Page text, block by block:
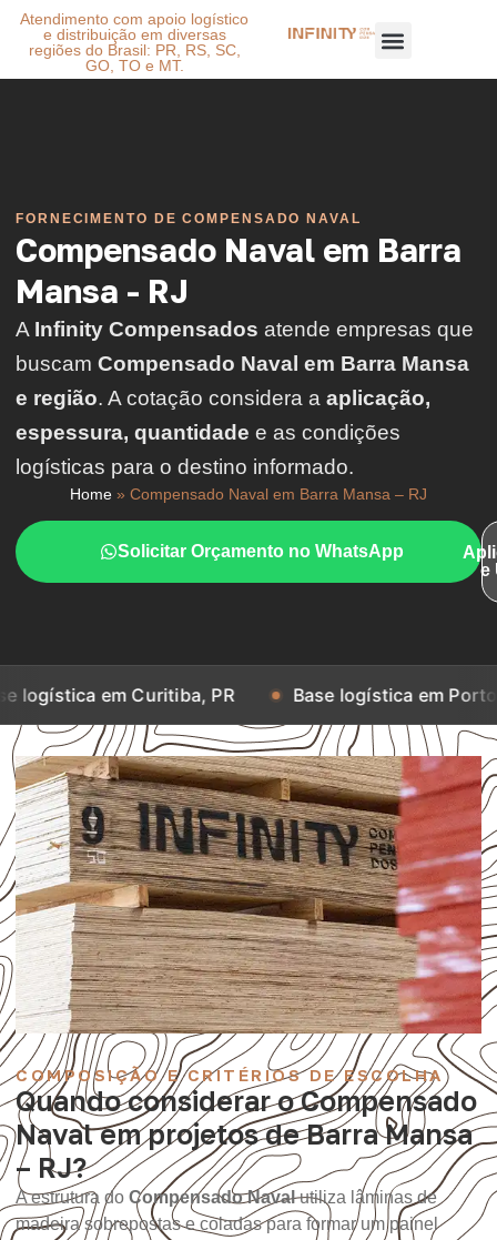
Atendimento com apoio logístico
e distribuição em diversas
regiões do Brasil: PR, RS, SC,
GO, TO e MT.
FORNECIMENTO DE COMPENSADO NAVAL
Compensado Naval em Barra
Mansa - RJ
A Infinity Compensados atende empresas que
buscam Compensado Naval em Barra Mansa
e região. A cotação considera a aplicação,
espessura, quantidade e as condições
logísticas para o destino informado.
Home » Compensado Naval em Barra Mansa – RJ
Solicitar Orçamento no WhatsApp
e
Curitiba, PR Base logística em Porto Alegre, RS
COMPOSIÇÃO E CRITÉRIOS DE ESCOLHA
Quando considerar o Compensado
Naval em projetos de Barra Mansa
– RJ?
A estrutura do Compensado Navalutiliza lâminas de
madeira sobrepostas e coladas para formar um painel